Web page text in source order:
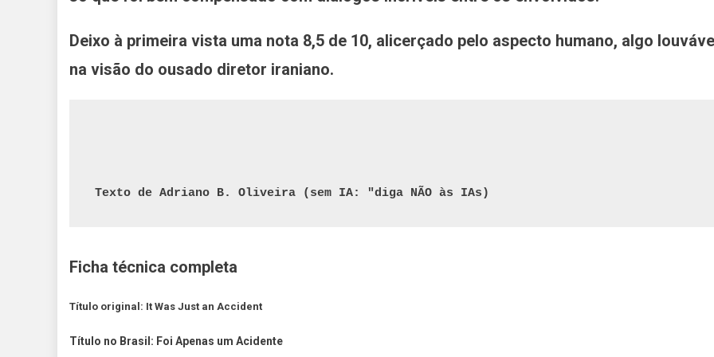
Deixo à primeira vista uma nota 8,5 de 10, alicerçado pelo aspecto humano, algo
na visão do ousado diretor iraniano.
Texto de Adriano B. Oliveira (sem IA: "diga NÃO às IAs)
Ficha técnica completa
Título original: It Was Just an Accident
Título no Brasil: Foi Apenas um Acidente